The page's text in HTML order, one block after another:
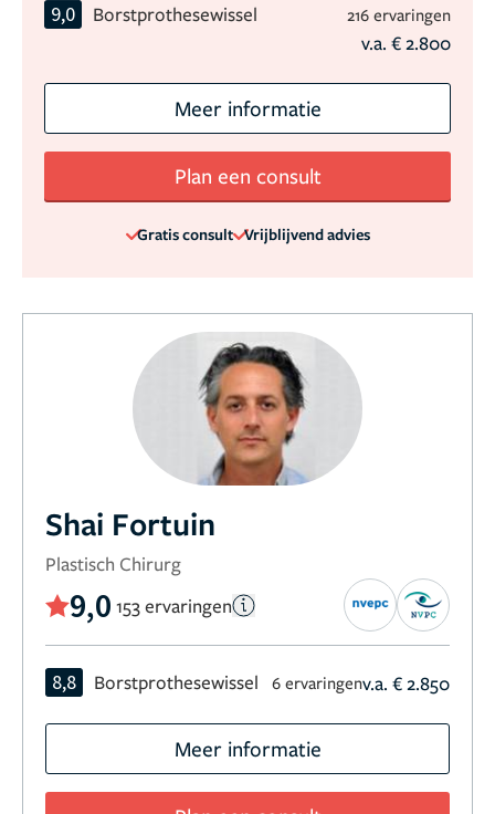
9,0 Borstprothesewissel 216 ervaringen
v.a. € 2.800
Meer informatie
Plan een consult
Gratis consult Vrijblijvend advies
Shai Fortuin
Plastisch Chirurg
9,0 153 ervaringen
8,8 Borstprothesewissel 6 ervaringenv.a. € 2.850
Meer informatie